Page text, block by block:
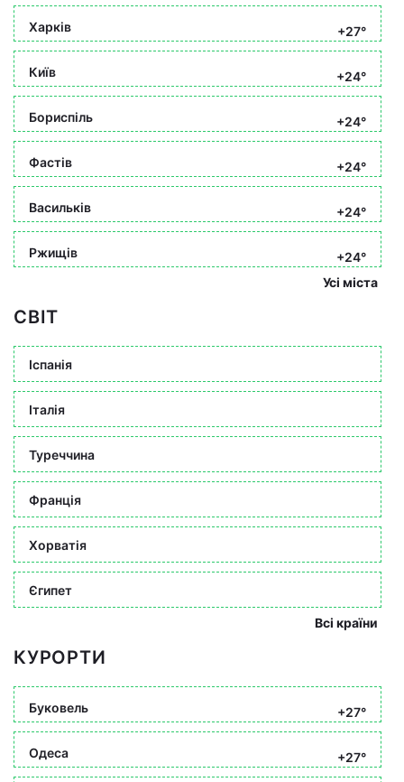
Харків +27°
Київ +24°
Бориспіль +24°
Фастів +24°
Васильків +24°
Ржищів
+24°
Усі міста
СВІТ
Іспанія
Італія
Туреччина
Франція
Хорватія
Єгипет
Всі країни
КУРОРТИ
Буковель +27°
Одеса +27°